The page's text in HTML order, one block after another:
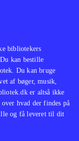
bibliotekers
kan bestille
Du kan bruge
af bøger, musik,
er altså ikke
hvad der findes på
og få leveret til dit